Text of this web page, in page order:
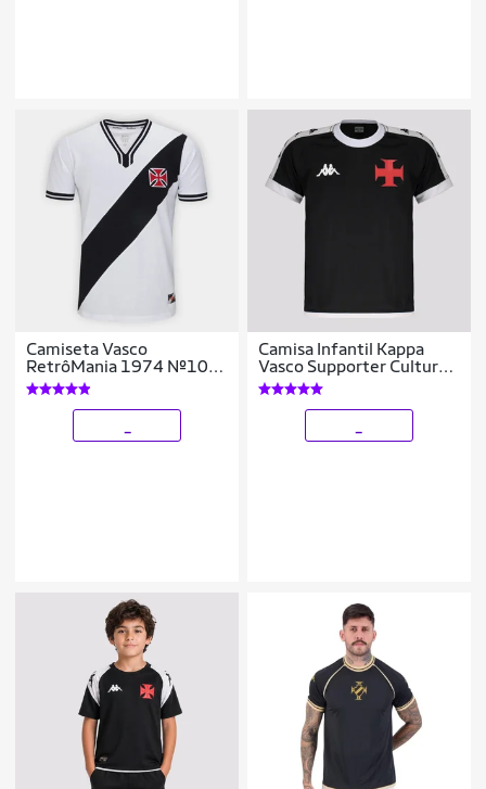
Camiseta Vasco
RetrôMania 1974 Nº10
Masculina
Camisa Infantil Kappa
Vasco Supporter Culture
Unissex